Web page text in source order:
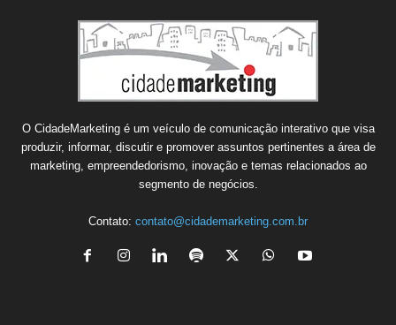
O CidadeMarketing é um veículo de comunicação interativo que visa
produzir, informar, discutir e promover assuntos pertinentes a área de
marketing, empreendedorismo, inovação e temas relacionados ao
segmento de negócios.
Contato: contato@cidademarketing.com.br